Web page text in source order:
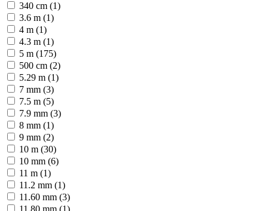
340 cm (1)
3.6 m (1)
4 m (1)
4.3 m (1)
5 m (175)
500 cm (2)
5.29 m (1)
7 mm (3)
7.5 m (5)
7.9 mm (3)
8 mm (1)
9 mm (2)
10 m (30)
10 mm (6)
11 m (1)
11.2 mm (1)
11.60 mm (3)